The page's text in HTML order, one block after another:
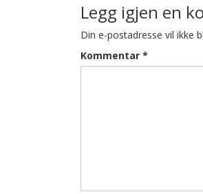
Legg igjen en
Din e-postadresse vil ikke
Kommentar *